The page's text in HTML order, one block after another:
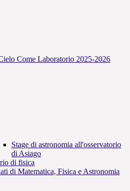
Come Laboratorio 2025-2026
Stage di astronomia all'osservatorio
di Asiago
di fisica
di Matematica, Fisica e Astronomia